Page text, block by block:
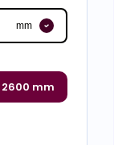
mm
2600 mm